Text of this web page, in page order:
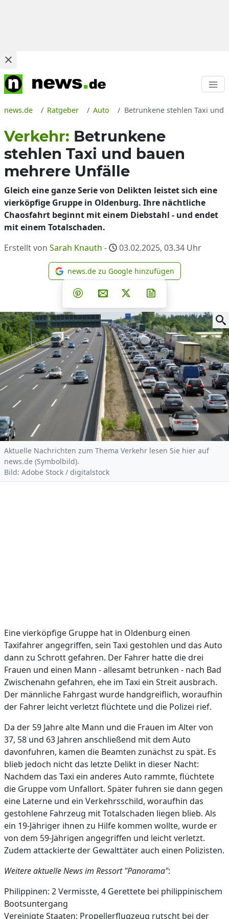
news.de Ratgeber Auto Betrunkene stehlen Taxi und
Verkehr: Betrunkene
stehlen Taxi und bauen
mehrere Unfälle
Gleich eine ganze Serie von Delikten leistet sich eine
vierköpfige Gruppe in Oldenburg. Ihre nächtliche
Chaosfahrt beginnt mit einem Diebstahl - und endet
mit einem Totalschaden.
Erstellt von Sarah Knauth - 03.02.2025, 03.34 Uhr
news.de zu Google
news.de zu Google hinzufügen
Teilen auf Facebook
Teilen auf Whatsapp
Teilen auf Telegram
Teilen auf Pinterest
Per E-Mail teilen
Post auf X
Aktuelle Nachrichten zum Thema Verkehr lesen Sie hier auf
news.de (Symbolbild).
Bild: Adobe Stock / digitalstock
Eine vierköpfige Gruppe hat in Oldenburg einen
Taxifahrer angegriffen, sein Taxi gestohlen und das Auto
dann zu Schrott gefahren. Der Fahrer hatte die drei
Frauen und einen Mann - allesamt betrunken - nach Bad
Zwischenahn gefahren, ehe im Taxi ein Streit ausbrach.
Der männliche Fahrgast wurde handgreiflich, woraufhin
der Fahrer leicht verletzt flüchtete und die Polizei rief.
Da der 59 Jahre alte Mann und die Frauen im Alter von
37, 58 und 63 Jahren anschließend mit dem Auto
davonfuhren, kamen die Beamten zunächst zu spät. Es
blieb jedoch nicht das letzte Delikt in dieser Nacht:
Nachdem das Taxi ein anderes Auto rammte, flüchtete
die Gruppe vom Unfallort. Später fuhren sie dann gegen
eine Laterne und ein Verkehrsschild, woraufhin das
gestohlene Fahrzeug mit Totalschaden liegen blieb. Als
ein 19-Jähriger ihnen zu Hilfe kommen wollte, wurde er
von dem 59-Jährigen angegriffen und leicht verletzt.
Zudem attackierte der Gewalttäter auch einen Polizisten.
Weitere aktuelle News im Ressort "Panorama":
Philippinen: 2 Vermisste, 4 Gerettete bei philippinischem
Bootsuntergang
Vereinigte Staaten: Propellerflugzeug rutscht bei der